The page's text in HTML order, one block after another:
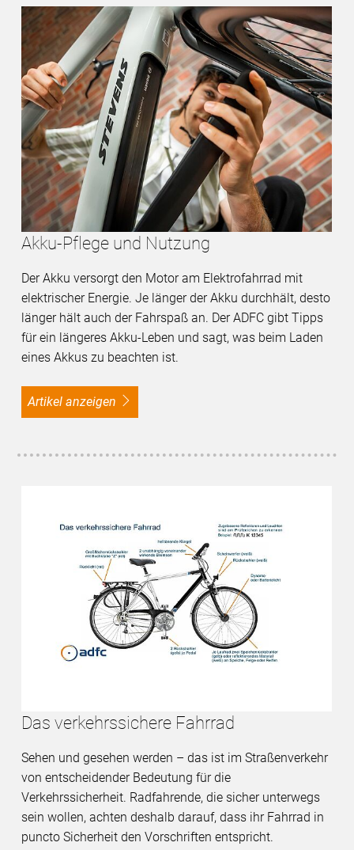
Akku-Pflege und Nutzung
Der Akku versorgt den Motor am Elektrofahrrad mit
elektrischer Energie. Je länger der Akku durchhält, desto
länger hält auch der Fahrspaß an. Der ADFC gibt Tipps
für ein längeres Akku-Leben und sagt, was beim Laden
eines Akkus zu beachten ist.
Artikel anzeigen
Das verkehrssichere Fahrrad
Sehen und gesehen werden – das ist im Straßenverkehr
von entscheidender Bedeutung für die
Verkehrssicherheit. Radfahrende, die sicher unterwegs
sein wollen, achten deshalb darauf, dass ihr Fahrrad in
puncto Sicherheit den Vorschriften entspricht.